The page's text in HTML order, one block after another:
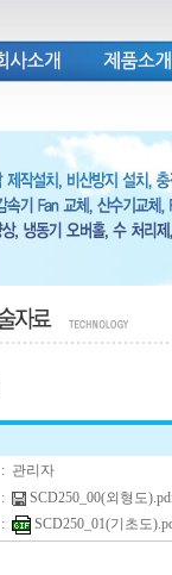
: 관리자
:
SCD250_00(외형도
: SCD250_01(기초도